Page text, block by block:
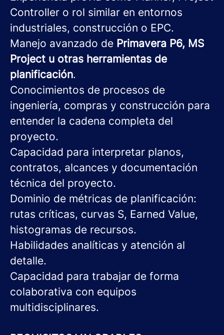
Controller o rol similar en entornos
industriales, construcción o EPC.
Manejo avanzado de Primavera P6, MS
Project u otras herramientas de
planificación.
Conocimientos de procesos de
ingeniería, compras y construcción para
entender la cadena completa del
proyecto.
Capacidad para interpretar planos,
contratos, alcances y documentación
técnica del proyecto.
Dominio de métricas de planificación:
rutas críticas, curvas S, Earned Value,
histogramas de recursos.
Habilidades analíticas y atención al
detalle.
Capacidad para trabajar de forma
colaborativa con equipos
multidisciplinares.